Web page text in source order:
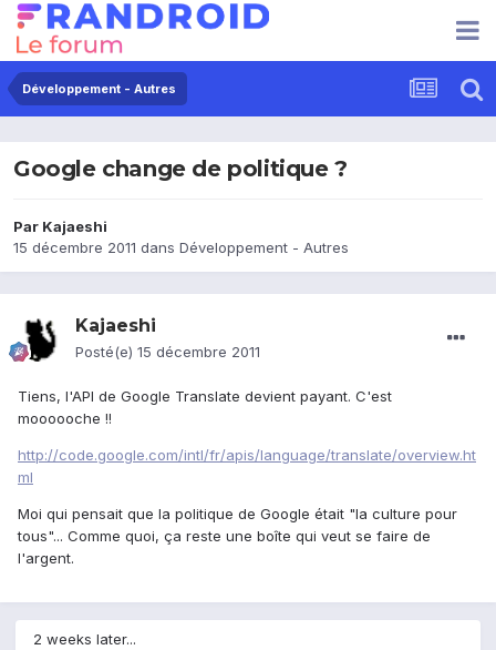
Développement - Autres
Google change de politique ?
Par Kajaeshi
15 décembre 2011 dans Développement - Autres
Kajaeshi
Posté(e) 15 décembre 2011
Tiens, l'API de Google Translate devient payant. C'est
moooooche !!
http://code.google.com/intl/fr/apis/language/translate/overview.ht
ml
Moi qui pensait que la politique de Google était "la culture pour
tous"... Comme quoi, ça reste une boîte qui veut se faire de
l'argent.
2 weeks later...